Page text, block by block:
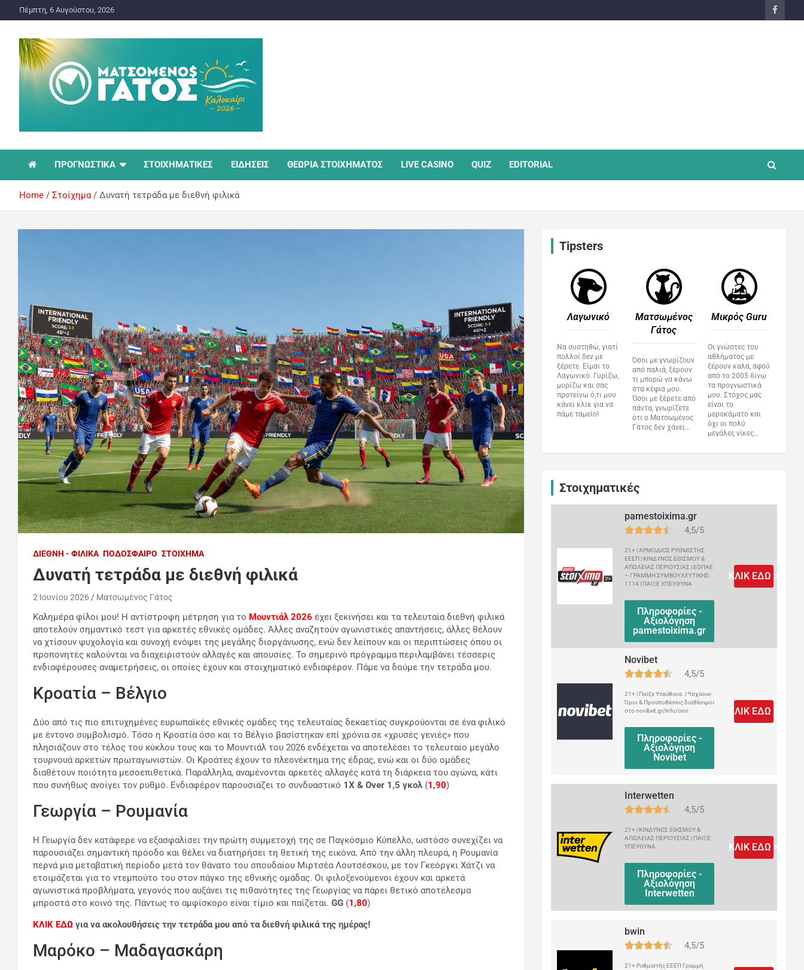
Πέμπτη, 6 Αυγούστου, 2026
Ματσωμένος Γάτος –
Όλα για το Στοίχημα
ΠΡΟΓΝΩΣΤΙΚΑ ΣΤΟΙΧΗΜΑΤΙΚΕΣ ΕΙΔΗΣΕΙΣ ΘΕΩΡΙΑ ΣΤΟΙΧΗΜΑΤΟΣ LIVE CASINO QUIZ EDITORIAL
Home Στοίχημα Δυνατή τετράδα με διεθνή φιλικά
ΔΙΕΘΝΉ - ΦΙΛΙΚΆ ΠΟΔΌΣΦΑΙΡΟ ΣΤΟΊΧΗΜΑ
Δυνατή τετράδα με διεθνή φιλικά
2 Ιουνίου 2026 Ματσωμένος Γάτος
Καλημέρα φίλοι μου! Η αντίστροφη μέτρηση για το Μουντιάλ 2026 έχει ξεκινήσει και τα τελευταία διεθνή φιλικά
αποτελούν σημαντικό τεστ για αρκετές εθνικές ομάδες. Άλλες αναζητούν αγωνιστικές απαντήσεις, άλλες θέλουν
να χτίσουν ψυχολογία και συνοχή ενόψει της μεγάλης διοργάνωσης, ενώ δεν λείπουν και οι περιπτώσεις όπου οι
προπονητές καλούνται να διαχειριστούν αλλαγές και απουσίες. Το σημερινό πρόγραμμα περιλαμβάνει τέσσερις
ενδιαφέρουσες αναμετρήσεις, οι οποίες έχουν και στοιχηματικό ενδιαφέρον. Πάμε να δούμε την τετράδα μου.
Κροατία – Βέλγιο
Δύο από τις πιο επιτυχημένες ευρωπαϊκές εθνικές ομάδες της τελευταίας δεκαετίας συγκρούονται σε ένα φιλικό
με έντονο συμβολισμό. Τόσο η Κροατία όσο και το Βέλγιο βασίστηκαν επί χρόνια σε «χρυσές γενιές» που
πλησιάζουν στο τέλος του κύκλου τους και το Μουντιάλ του 2026 ενδέχεται να αποτελέσει το τελευταίο μεγάλο
τουρνουά αρκετών πρωταγωνιστών. Οι Κροάτες έχουν το πλεονέκτημα της έδρας, ενώ και οι δύο ομάδες
διαθέτουν ποιότητα μεσοεπιθετικά. Παράλληλα, αναμένονται αρκετές αλλαγές κατά τη διάρκεια του αγώνα, κάτι
που συνήθως ανοίγει τον ρυθμό. Ενδιαφέρον παρουσιάζει το συνδυαστικό 1Χ & Over 1,5 γκολ (1,90)
Γεωργία – Ρουμανία
Η Γεωργία δεν κατάφερε να εξασφαλίσει την πρώτη συμμετοχή της σε Παγκόσμιο Κύπελλο, ωστόσο συνεχίζει να
παρουσιάζει σημαντική πρόοδο και θέλει να διατηρήσει τη θετική της εικόνα. Από την άλλη πλευρά, η Ρουμανία
περνά μια μεταβατική περίοδο μετά τον θάνατο του σπουδαίου Μιρτσέα Λουτσέσκου, με τον Γκεόργκι Χάτζι να
ετοιμάζεται για το ντεμπούτο του στον πάγκο της εθνικής ομάδας. Οι φιλοξενούμενοι έχουν και αρκετά
αγωνιστικά προβλήματα, γεγονός που αυξάνει τις πιθανότητες της Γεωργίας να πάρει θετικό αποτέλεσμα
μπροστά στο κοινό της. Πάντως το αμφίσκορο είναι τίμιο και παίζεται. GG (1,80)
KΛΙΚ ΕΔΩ για να ακολουθήσεις την τετράδα μου από τα διεθνή φιλικά της ημέρας!
Μαρόκο – Μαδαγασκάρη
Tipsters
Λαγωνικό
Να συστηθώ, γιατί
πολλοί δεν με
ξέρετε. Είμαι το
Λαγωνικό. Γυρίζω,
μυρίζω και σας
προτείνω ό,τι μου
κάνει κλικ για να
πάμε ταμείο!
Ματσωμένος
Γάτος​
Όσοι με γνωρίζουν
από παλιά, ξέρουν
τι μπορώ να κάνω
στα κέφια μου.
Όσοι με ξέρετε από
πάντα, γνωρίζετε
ότι ο Ματσωμένος
Γάτος δεν χάνει…
Μικρός Guru​
Οι γνώστες του
αθλήματος με
ξέρουν καλά, αφού
από το 2005 δίνω
τα προγνωστικά
μου. Στόχος μας
είναι το
μεροκάματο και
όχι οι πολύ
μεγάλες νίκες…
Στοιχηματικές
pamestoixima.gr
4,5/5
21+ | ΑΡΜΟΔΙΟΣ ΡΥΘΜΙΣΤΗΣ
ΕΕΕΠ | ΚΙΝΔΥΝΟΣ ΕΘΙΣΜΟΥ &
ΑΠΩΛΕΙΑΣ ΠΕΡΙΟΥΣΙΑΣ | ΕΟΠΑΕ
– ΓΡΑΜΜΗ ΣΥΜΒΟΥΛΕΥΤΙΚΗΣ:
1114 | ΠΑΙΞΕ ΥΠΕΥΘΥΝΑ
Πληροφορίες -
Αξιολόγηση
pamestoixima.gr
ΚΛΙΚ ΕΔΩ >
Novibet
4,5/5
21+ | Παίξε Υπεύθυνα. | *Ισχύουν
Όροι & Προϋποθέσεις διαθέσιμοι
στο novibet.gr/info/oroi
Πληροφορίες -
Αξιολόγηση
Novibet
ΚΛΙΚ ΕΔΩ >
Interwetten
4,5/5
21+ | ΚΙΝΔΥΝΟΣ ΕΘΙΣΜΟΥ &
ΑΠΩΛΕΙΑΣ ΠΕΡΙΟΥΣΙΑΣ | ΠΑΙΞΕ
ΥΠΕΥΘΥΝΑ
Πληροφορίες -
Αξιολόγηση
Interwetten
ΚΛΙΚ ΕΔΩ >
bwin
4,5/5
21+ Ρυθμιστής ΕΕΕΠ Γραμμή